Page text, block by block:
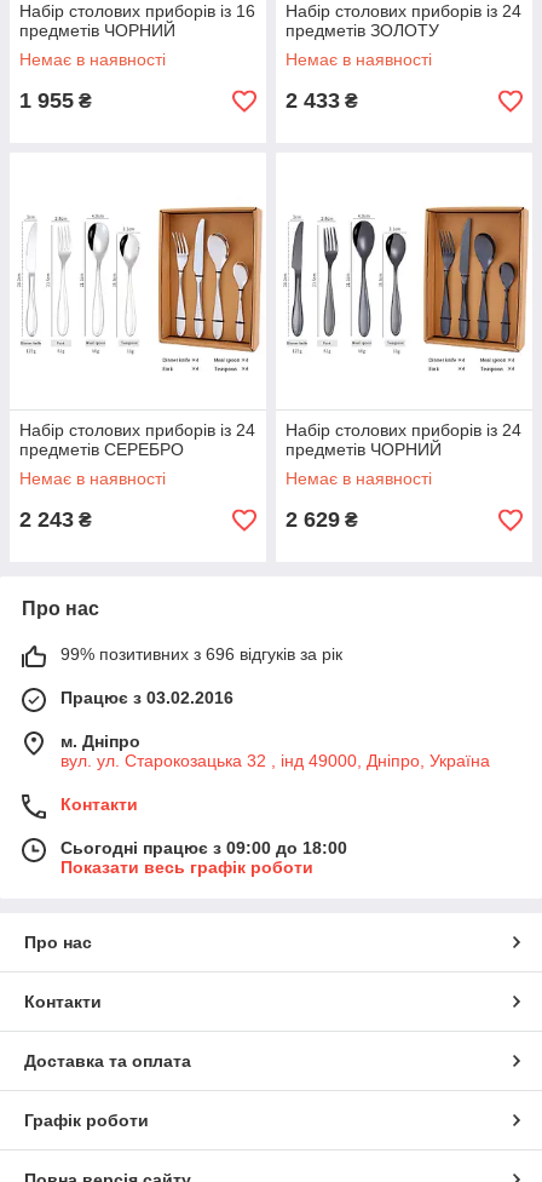
Набір столових приборів із 16
предметів ЧОРНИЙ
Немає в наявності
1 955 ₴
Набір столових приборів із 24
предметів ЗОЛОТУ
Немає в наявності
2 433 ₴
Набір столових приборів із 24
предметів СЕРЕБРО
Немає в наявності
2 243 ₴
Набір столових приборів із 24
предметів ЧОРНИЙ
Немає в наявності
2 629 ₴
Про нас
99% позитивних з 696 відгуків за рік
Працює з 03.02.2016
м. Дніпро
вул. ул. Старокозацька 32 , інд 49000, Дніпро, Україна
Контакти
Сьогодні працює з 09:00 до 18:00
Показати весь графік роботи
Про нас
Контакти
Доставка та оплата
Графік роботи